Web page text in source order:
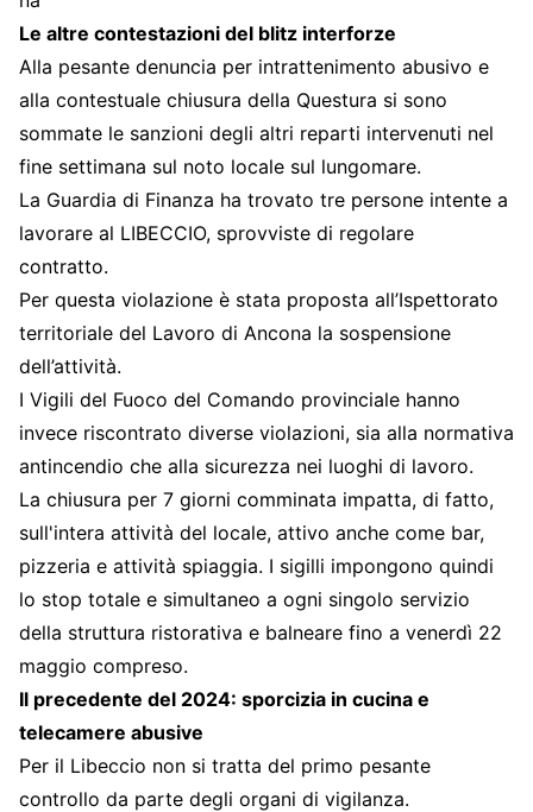
Le altre contestazioni del blitz interforze
Alla pesante denuncia per intrattenimento abusivo e
alla contestuale chiusura della Questura si sono
sommate le sanzioni degli altri reparti intervenuti nel
fine settimana sul noto locale sul lungomare.
La Guardia di Finanza ha trovato tre persone intente a
lavorare al LIBECCIO, sprovviste di regolare
contratto.
Per questa violazione è stata proposta all’Ispettorato
territoriale del Lavoro di Ancona la sospensione
dell’attività.
I Vigili del Fuoco del Comando provinciale hanno
invece riscontrato diverse violazioni, sia alla normativa
antincendio che alla sicurezza nei luoghi di lavoro.
La chiusura per 7 giorni comminata impatta, di fatto,
sull'intera attività del locale, attivo anche come bar,
pizzeria e attività spiaggia. I sigilli impongono quindi
lo stop totale e simultaneo a ogni singolo servizio
della struttura ristorativa e balneare fino a venerdì 22
maggio compreso.
Il precedente del 2024: sporcizia in cucina e
telecamere abusive
Per il Libeccio non si tratta del primo pesante
controllo da parte degli organi di vigilanza.